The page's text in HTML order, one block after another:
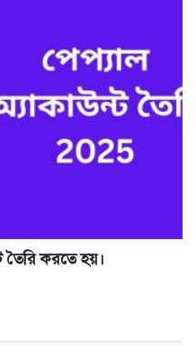
তৈরি করতে হয়।